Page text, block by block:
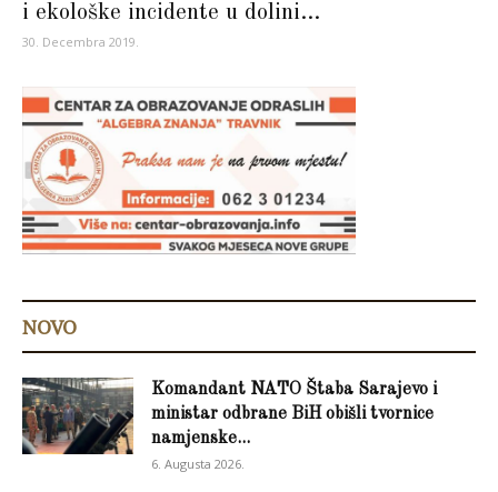
i ekološke incidente u dolini...
30. Decembra 2019.
NOVO
Komandant NATO Štaba Sarajevo i
ministar odbrane BiH obišli tvornice
namjenske...
6. Augusta 2026.